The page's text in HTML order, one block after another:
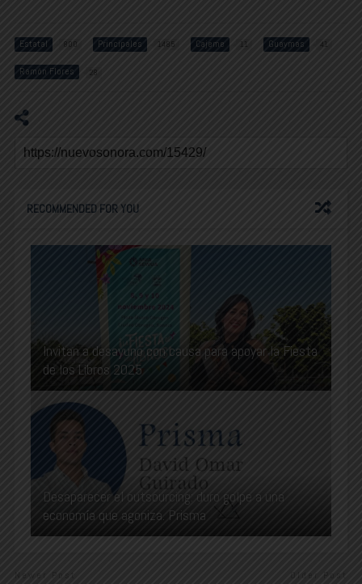
Estatal 800 Principales 1485 Cajeme 11 Guaymas 41
Ramón Flores 28
RECOMMENDED FOR YOU
Invitan a desayuno con causa para apoyar la Fiesta
de los Libros 2025
Desaparecer el outsourcing: duro golpe a una
economía que agoniza. Prisma
Newer Post Older Post